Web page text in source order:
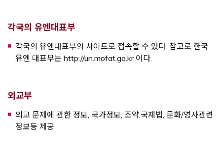
각국의 유엔대표부
각국의 유엔대표부의 사이트로 접속할 수 있다. 참고로 한국
유엔 대표부는 http://un.mofat.go.kr 이다.
외교부Opens a new window
외교 문제에 관한 정보, 국가정보, 조약.국제법, 문화/영사관련
정보등 제공